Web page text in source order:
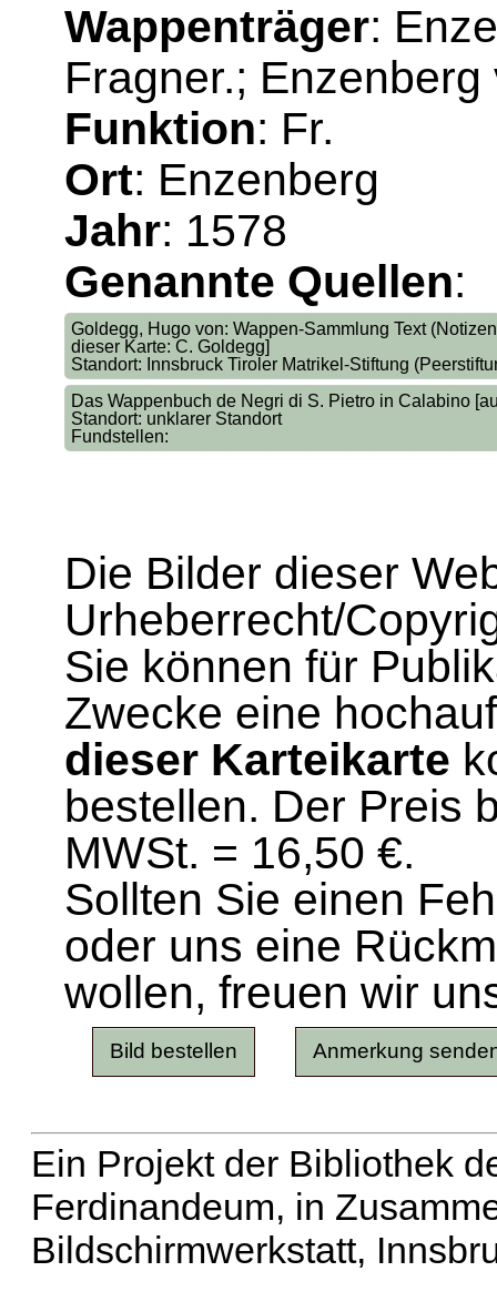
Wappenträger:
Fragner.; Enzenberg
Funktion: Fr.
Ort: Enzenberg
Jahr: 1578
Genannte Quellen:
Goldegg, Hugo von: Wappen-Sammlung Text
dieser Karte: C. Goldegg]
Standort: Innsbruck Tiroler Matrikel-Stiftung
Das Wappenbuch de Negri di S. Pietro in Calabino
Standort: unklarer Standort
Fundstellen:
Die Bilder dieser
Urheberrecht/
Sie können für
Zwecke eine
dieser Karteikarte
bestellen. Der Preis
MWSt. = 16,50 €.
Sollten Sie einen
oder uns eine
wollen, freuen wir
Ein Projekt der Bibliothek
Ferdinandeum, in
Bildschirmwerkstatt,